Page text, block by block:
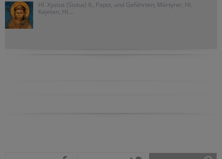
Hl. Xystus (Sixtus) II., Papst, und Gefährten; Märtyrer, Hl.
Kajetan, Hl....